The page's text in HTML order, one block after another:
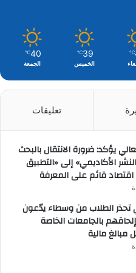
℃
39
℃
الخميس
40
℃
الجمعة
تعليقات
يؤكد: ضرورة الانتقال بالبحث
الأكاديمي» إلى «التطبيق
اقتصاد قائم على المعرفة
تحذر الطلاب من وسطاء يدّعون
بالجامعات الخاصة
مبالغ مالية